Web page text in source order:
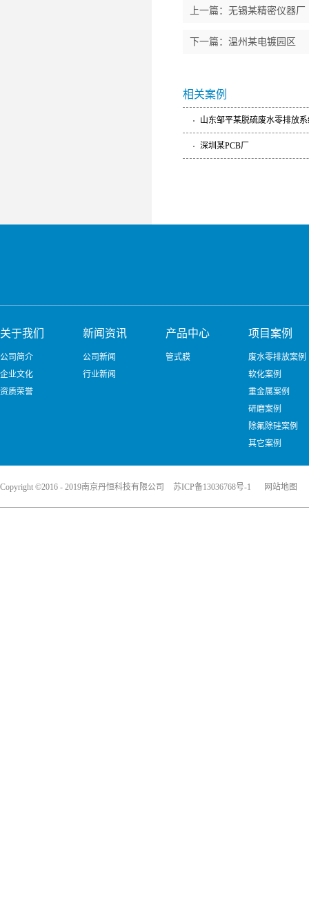
上一篇： 无锡某精密仪器厂
下一篇： 温州某电镀园区
相关案例
山东邹平某脱硫废水零排放
深圳某PCB厂
关于我们
公司简介
企业文化
资质荣誉
新闻资讯
公司新闻
行业新闻
产品中心
管式膜
项目案例
废水零排放案例
软化案例
重金属案例
研磨案例
除氟除硅案例
其它案例
Copyright ©2016 - 2019南京丹恒科技有限公司 苏ICP备13036768号-1 网站地图